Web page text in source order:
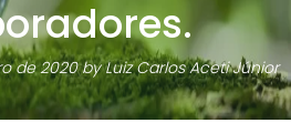
de 2020byLuiz Carlos Aceti Júnior